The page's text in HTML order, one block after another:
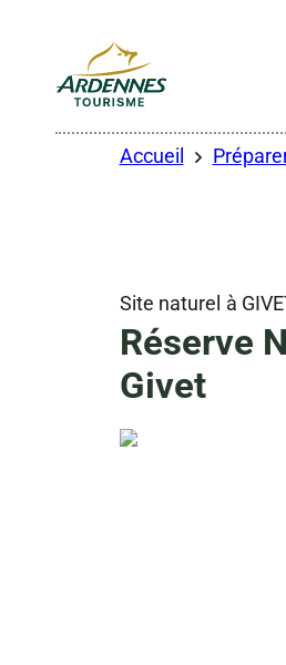
Accueil
Site naturel à
Réserve
Givet